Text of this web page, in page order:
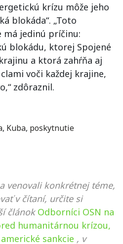
krízu môže jeho
blokáda“. „Toto
má jedinú príčinu:
blokádu, ktorej Spojené
a ktorá zahŕňa aj
voči každej krajine,
zdôraznil.
, Kuba, poskytnutie
venovali konkrétnej téme,
v čítaní, určite si
článok Odborníci OSN na
humanitárnou krízou,
sankcie , v